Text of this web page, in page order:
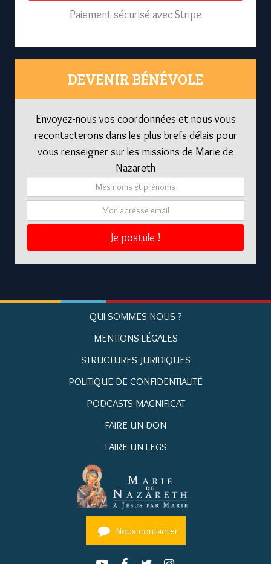
Paiement sécurisé avec Stripe
DEVENIR BÉNÉVOLE
Envoyez-nous vos coordonnées et nous vous
recontacterons dans les plus brefs délais pour
vous renseigner sur les missions de Marie de
Nazareth
Je postule !
QUI SOMMES-NOUS ?
MENTIONS LÉGALES
STRUCTURES JURIDIQUES
POLITIQUE DE CONFIDENTIALITÉ
PODCASTS MAGNIFICAT
FAIRE UN DON
FAIRE UN LEGS
Nous contacter